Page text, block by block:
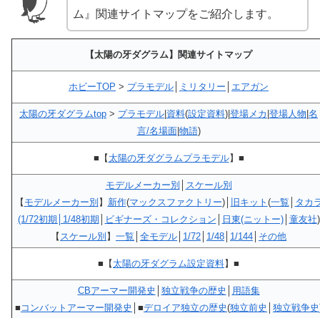
ム』関連サイトマップをご紹介します。
【太陽の牙ダグラム】関連サイトマップ
ホビーTOP > プラモデル ミリタリー エアガン
太陽の牙ダグラムtop > プラモデル|資料(設定資料)|登場メカ |登場人物|名
言/名場面|物語)
■【太陽の牙ダグラムプラモデル】■
モデルメーカー別
スケール別
【モデルメーカー別】 新作(マックスファクトリー)│ 旧キット (一覧
タカ
(1/72初期│1/48初期
ビギナーズ・コレクション 日東(ニットー)│ 童友社)
【 スケール別】 一覧 全モデル 1/72 1/48 1/144 その他
■【太陽の牙ダグラム設定資料】■
CBアーマー開発史 独立戦争の歴史
用語集
■ コンバットアーマー開発史 │■デロイア独立の歴史(独立前史 独立戦争史